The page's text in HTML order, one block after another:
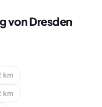
von Dresden
km
km